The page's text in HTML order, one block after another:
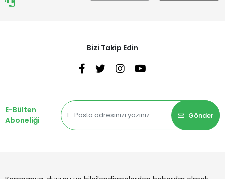
Bizi Takip Edin
E-Bülten
Aboneliği
Gönder